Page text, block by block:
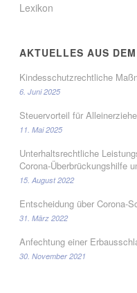
Lexikon
AKTUELLES AUS
Kindesschutzrechtliche
6. Juni 2025
Steuervorteil für
11. Mai 2025
Unterhaltsrechtliche
Corona-Überbrückungshilfe
15. August 2022
Entscheidung über Corona-
31. März 2022
Anfechtung einer
30. November 2021